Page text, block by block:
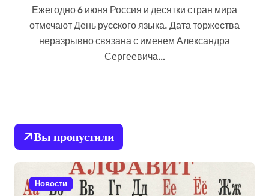
Ежегодно 6 июня Россия и десятки стран мира
отмечают День русского языка. Дата торжества
неразрывно связана с именем Александра
Сергеевича…
Вы пропустили
Новости